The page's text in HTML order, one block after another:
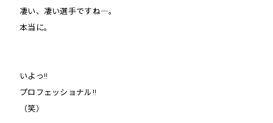
凄い、凄い選手ですね―。
本当に。
いよっ!!
プロフェッショナル!!
（笑）